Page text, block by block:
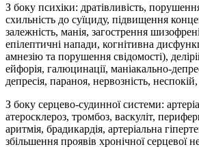
З боку психіки: дратівливість,
схильність до суїциду, підвищення
залежність, манія, загострення
епілептичні напади, когнітивна
амнезію та порушення свідомості),
ейфорія, галюцинації, маніакально-
депресія, параноя, нервозність,
З боку серцево-судинної системи:
атеросклероз, тромбоз, васкуліт,
аритмія, брадикардія, артеріальна
збільшення проявів хронічної серцевої